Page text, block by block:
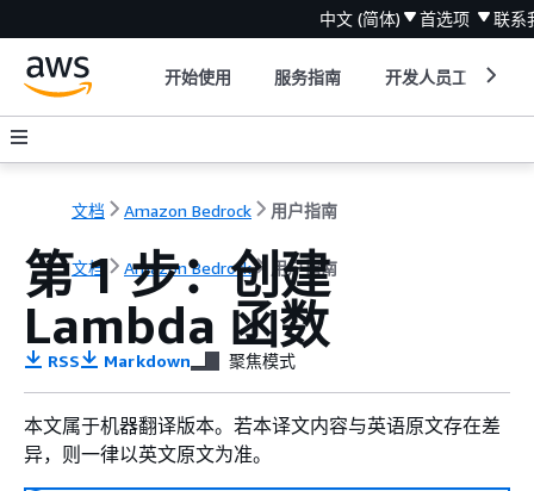
中文 (简体) 首选项 联系
开始使用 服务指南 开发人员工具
文档 Amazon Bedrock 用户指南
文档 Amazon Bedrock 用户指南
第 1 步：创建
Lambda 函数
RSS Markdown 聚焦模式
本文属于机器翻译版本。若本译文内容与英语原文存在差
异，则一律以英文原文为准。